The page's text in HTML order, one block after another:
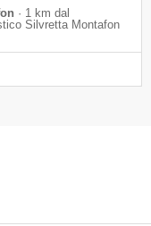
· 1 km dal
Silvretta Montafon